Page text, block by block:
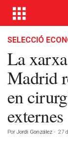
SELECCIÓ
La
Madrid
en
externes
Por Jordi González - 27